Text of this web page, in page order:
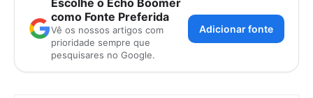
Escolhe o Echo Boomer
como Fonte Preferida
Vê os nossos artigos com
prioridade sempre que
pesquisares no Google.
Adicionar fonte